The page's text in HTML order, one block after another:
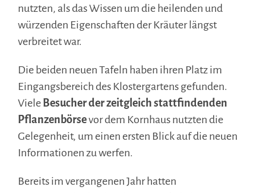
nutzten, als das Wissen um die heilenden und
würzenden Eigenschaften der Kräuter längst
verbreitet war.
Die beiden neuen Tafeln haben ihren Platz im
Eingangsbereich des Klostergartens gefunden.
Viele Besucher der zeitgleich stattfindenden
Pflanzenbörsevor dem Kornhaus nutzten die
Gelegenheit, um einen ersten Blick auf die neuen
Informationen zu werfen.
Bereits im vergangenen Jahr hatten